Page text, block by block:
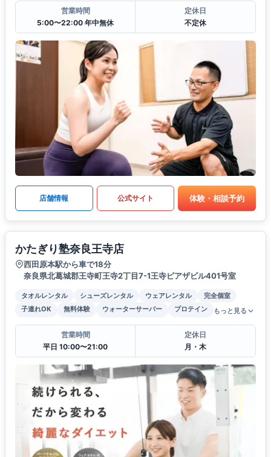
営業時間
5:00〜22:00 年中無休
定休日
不定休
店舗情報 公式サイト 体験・相談予約
かたぎり塾奈良王寺店
西田原本駅から車で18分
奈良県北葛城郡王寺町王寺2丁目7-1王寺ピアザビル401号室
タオルレンタル シューズレンタル ウェアレンタル
完全個室
子連れOK
無料体験 ウォーターサーバー プロテイン もっと見る
営業時間
平日 10:00〜21:00
定休日
月・木